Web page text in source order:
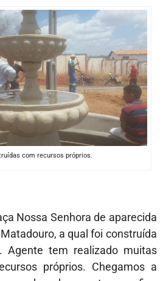
com recursos próprios.
Nossa Senhora de aparecida
a qual foi construída
Agente tem realizado muitas
próprios. Chegamos a